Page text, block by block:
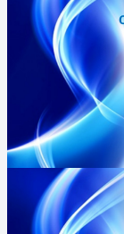
报
PPT
模